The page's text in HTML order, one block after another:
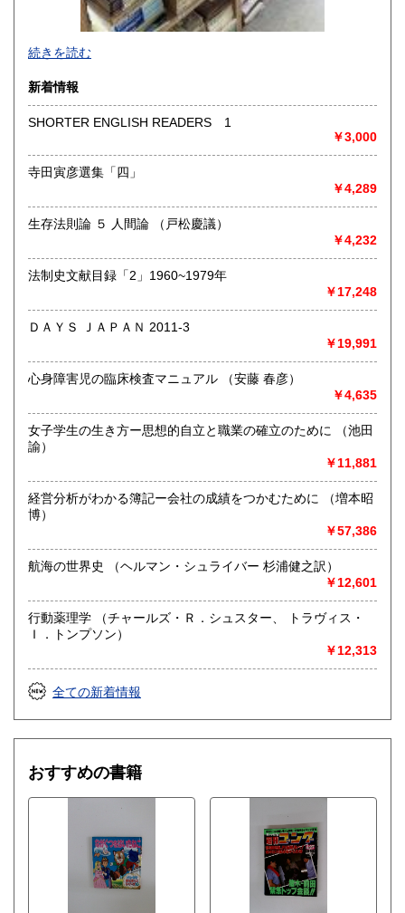
-
沿線名：-
最寄駅：-
営業時間：-
定休日：-
書籍の買取について
取り扱い分野
語国文、外国文学、古典籍、近代文献、趣味、外国書、サブ
カルチャー、古書一般（その他）
続きを読む
新着情報
SHORTER ENGLISH READERS 1
￥3,000
寺田寅彦選集「四」
￥4,289
生存法則論 ５ 人間論 （戸松慶議）
￥4,232
法制史文献目録「2」1960~1979年
￥17,248
ＤＡＹＳ ＪＡＰＡＮ 2011-3
￥19,991
心身障害児の臨床検査マニュアル （安藤 春彦）
￥4,635
女子学生の生き方ー思想的自立と職業の確立のために （池田
諭）
￥11,881
経営分析がわかる簿記ー会社の成績をつかむために （増本昭
博）
￥57,386
航海の世界史 （ヘルマン・シュライバー 杉浦健之訳）
￥12,601
行動薬理学 （チャールズ・Ｒ．シュスター、 トラヴィス・
Ｉ．トンプソン）
￥12,313
全ての新着情報
おすすめの書籍